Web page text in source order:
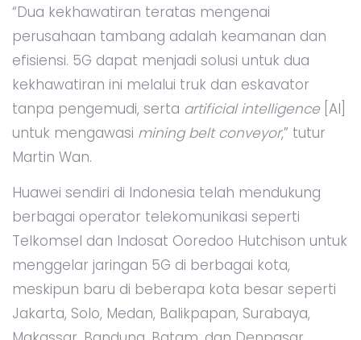
“Dua kekhawatiran teratas mengenai
perusahaan tambang adalah keamanan dan
efisiensi. 5G dapat menjadi solusi untuk dua
kekhawatiran ini melalui truk dan eskavator
tanpa pengemudi, serta artificial intelligence [AI]
untuk mengawasi mining belt conveyor,” tutur
Martin Wan.
Huawei sendiri di Indonesia telah mendukung
berbagai operator telekomunikasi seperti
Telkomsel dan Indosat Ooredoo Hutchison untuk
menggelar jaringan 5G di berbagai kota,
meskipun baru di beberapa kota besar seperti
Jakarta, Solo, Medan, Balikpapan, Surabaya,